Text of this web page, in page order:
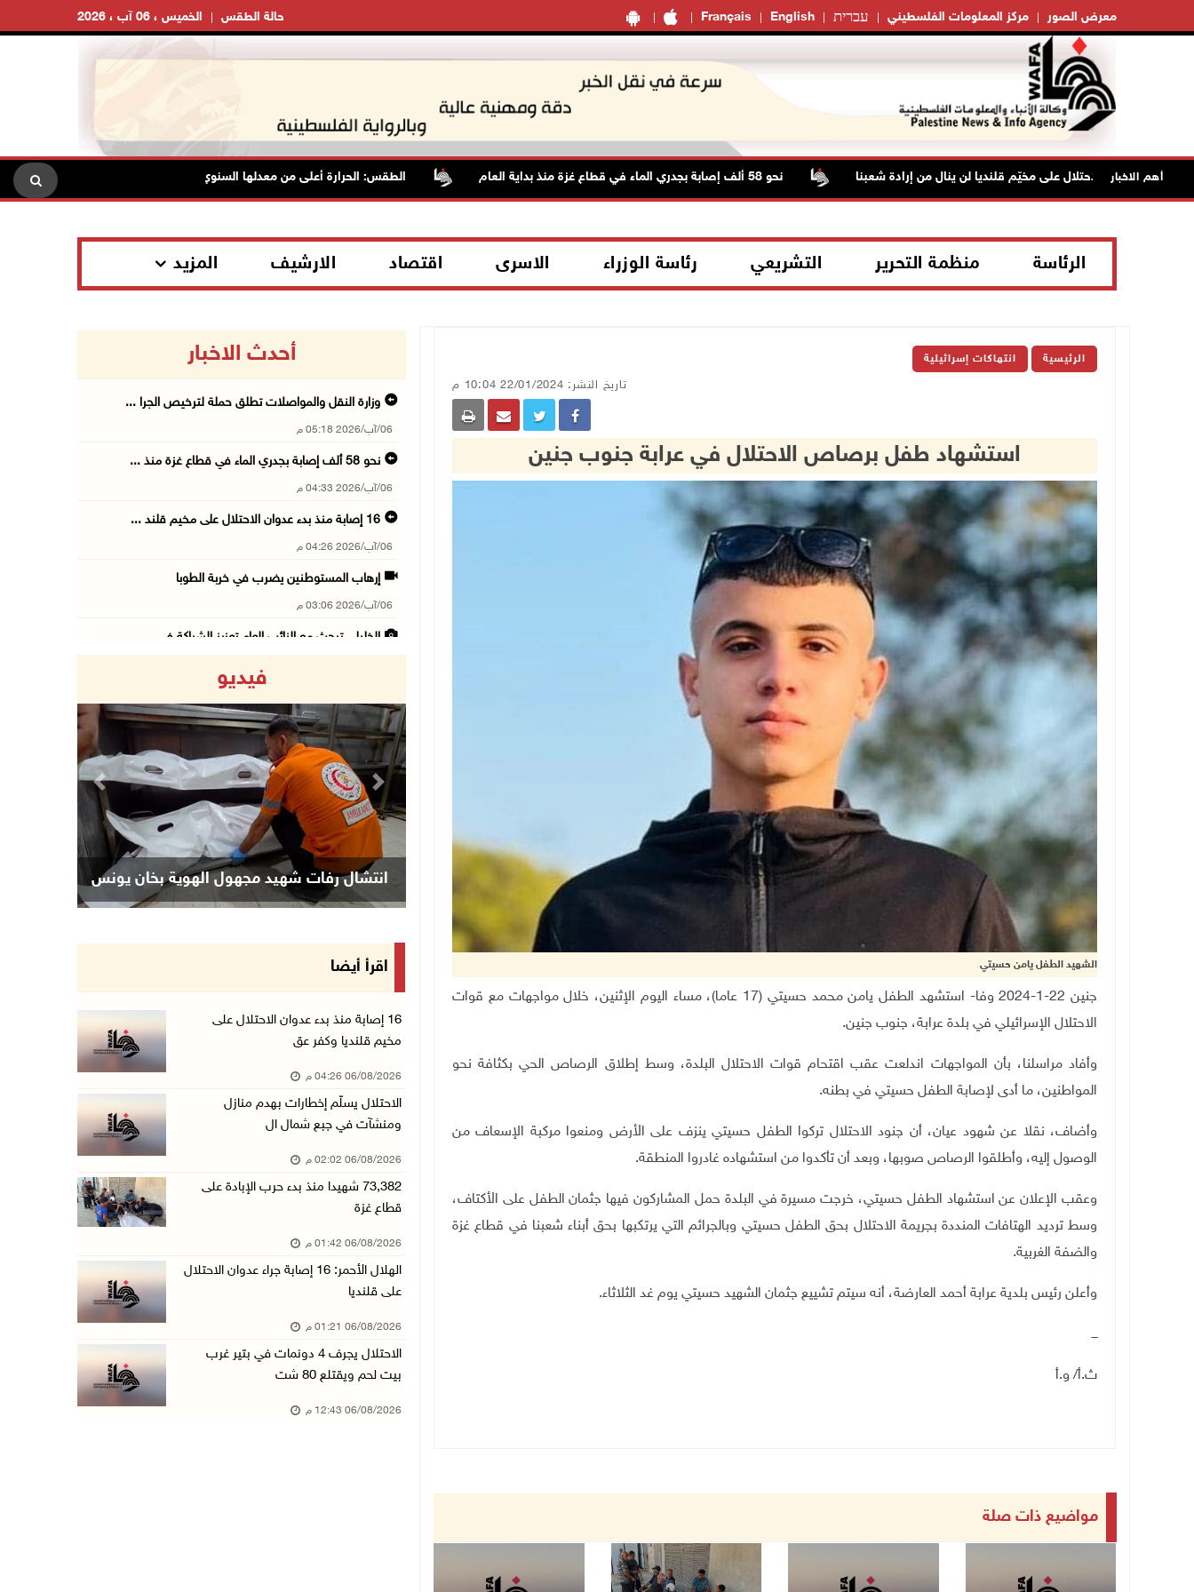
Français English עברית مركز المعلومات الفلسطيني معرض الصور الخميس ، 06 آب ، 2026 حالة الطقس
أهم الاخبار
عدوان الاحتلال على مخيّم قلنديا لن ينال من إرادة شعبنا نحو 58 ألف إصابة بجدري الماء في قطاع غزة منذ بداية العام الطقس: الحرارة أعلى من معدلها السنوي العام الاحتلال يقتحم
الرئاسة منظمة التحرير التشريعي رئاسة الوزراء الاسرى اقتصاد الارشيف المزيد
الرئيسية انتهاكات إسرائيلية
تاريخ النشر: 22/01/2024 10:04 م
استشهاد طفل برصاص الاحتلال في عرابة جنوب جنين
الشهيد الطفل يامن حسيتي
جنين 22-1-2024 وفا- استشهد الطفل يامن محمد حسيتي (17 عاما)، مساء اليوم الإثنين، خلال مواجهات مع قوات
الاحتلال الإسرائيلي في بلدة عرابة، جنوب جنين.
وأفاد مراسلنا، بأن المواجهات اندلعت عقب اقتحام قوات الاحتلال البلدة، وسط إطلاق الرصاص الحي بكثافة نحو
المواطنين، ما أدى لإصابة الطفل حسيتي في بطنه.
وأضاف، نقلا عن شهود عيان، أن جنود الاحتلال تركوا الطفل حسيتي ينزف على الأرض ومنعوا مركبة الإسعاف من
الوصول إليه، وأطلقوا الرصاص صوبها، وبعد أن تأكدوا من استشهاده غادروا المنطقة.
وعقب الإعلان عن استشهاد الطفل حسيتي، خرجت مسيرة في البلدة حمل المشاركون فيها جثمان الطفل على الأكتاف،
وسط ترديد الهتافات المنددة بجريمة الاحتلال بحق الطفل حسيتي وبالجرائم التي يرتكبها بحق أبناء شعبنا في قطاع غزة
والضفة الغربية.
وأعلن رئيس بلدية عرابة أحمد العارضة، أنه سيتم تشييع جثمان الشهيد حسيتي يوم غد الثلاثاء.
ـــ
ث.أ/ و.أ
مواضيع ذات صلة
أحدث الاخبار
وزارة النقل والمواصلات تطلق حملة لترخيص الجرا ...
06/آب/2026 05:18 م
نحو 58 ألف إصابة بجدري الماء في قطاع غزة منذ ...
06/آب/2026 04:33 م
16 إصابة منذ بدء عدوان الاحتلال على مخيم قلند ...
06/آب/2026 04:26 م
إرهاب المستوطنين يضرب في خربة الطوبا
06/آب/2026 03:06 م
الخليلي تبحث مع النائب العام تعزيز الشراكة في ...
06/آب/2026 02:37 م
سلطة النقد: ارتفاع نسبة الشمول المالي في فلسط ...
06/آب/2026 02:31 م
"فتح": عدوان الاحتلال على مخيّم قلنديا لن ينا ...
وزراء خارجية 8 دول عربية وإسلامية يدينون الان ...
06/آب/2026 02:17 م
06/آب/2026 02:02 م
06/آب/2026 01:50 م
"إبداع المعلم" و"التربية" يطلقان دورة في التع ...
06/آب/2026 01:46 م
73,382 شهيدا منذ بدء حرب الإبادة على قطاع غزة
سفارة فلسطين في عُمان تكرم الطلبة المتفوقين م ...
06/آب/2026 01:36 م
الحسيني يبحث مع ممثلة الهند لدى دولة فلسطين ت ...
فيديو
انتشال رفات شهيد مجهول الهوية بخان الحصار يفاقم معاناة مرضى السرطان في غزة
Previous Next
اقرأ أيضا
16 إصابة منذ بدء عدوان الاحتلال على
مخيم قلنديا وكفر عق
06/08/2026 04:26 م
الاحتلال يسلّم إخطارات بهدم منازل
ومنشآت في جبع شمال ال
06/08/2026 02:02 م
73,382 شهيدا منذ بدء حرب الإبادة على
قطاع غزة
06/08/2026 01:42 م
الهلال الأحمر: 16 إصابة جراء عدوان الاحتلال
على قلنديا
06/08/2026 01:21 م
الاحتلال يجرف 4 دونمات في بتير غرب
بيت لحم ويقتلع 80 شت
06/08/2026 12:43 م